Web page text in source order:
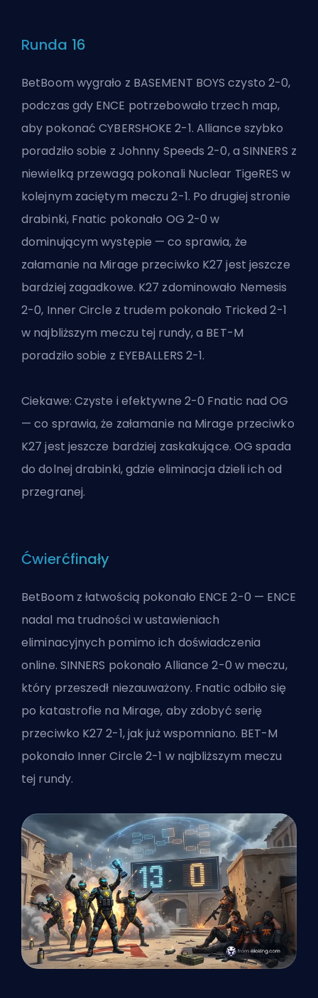
Runda 16
BetBoom wygrało z BASEMENT BOYS czysto 2-0,
podczas gdy ENCE potrzebowało trzech map,
aby pokonać CYBERSHOKE 2-1. Alliance szybko
poradziło sobie z Johnny Speeds 2-0, a SINNERS z
niewielką przewagą pokonali Nuclear TigeRES w
kolejnym zaciętym meczu 2-1. Po drugiej stronie
drabinki, Fnatic pokonało OG 2-0 w
dominującym występie — co sprawia, że
załamanie na Mirage przeciwko K27 jest jeszcze
bardziej zagadkowe. K27 zdominowało Nemesis
2-0, Inner Circle z trudem pokonało Tricked 2-1
w najbliższym meczu tej rundy, a BET-M
poradziło sobie z EYEBALLERS 2-1.
Ciekawe: Czyste i efektywne 2-0 Fnatic nad OG
— co sprawia, że załamanie na Mirage przeciwko
K27 jest jeszcze bardziej zaskakujące. OG spada
do dolnej drabinki, gdzie eliminacja dzieli ich od
przegranej.
Ćwierćfinały
BetBoom z łatwością pokonało ENCE 2-0 — ENCE
nadal ma trudności w ustawieniach
eliminacyjnych pomimo ich doświadczenia
online. SINNERS pokonało Alliance 2-0 w meczu,
który przeszedł niezauważony. Fnatic odbiło się
po katastrofie na Mirage, aby zdobyć serię
przeciwko K27 2-1, jak już wspomniano. BET-M
pokonało Inner Circle 2-1 w najbliższym meczu
tej rundy.